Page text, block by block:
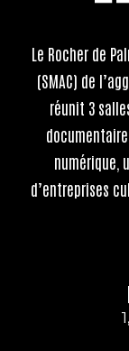
Le Rocher de
(SMAC) de
réunit 3
numérique,
d’entreprises